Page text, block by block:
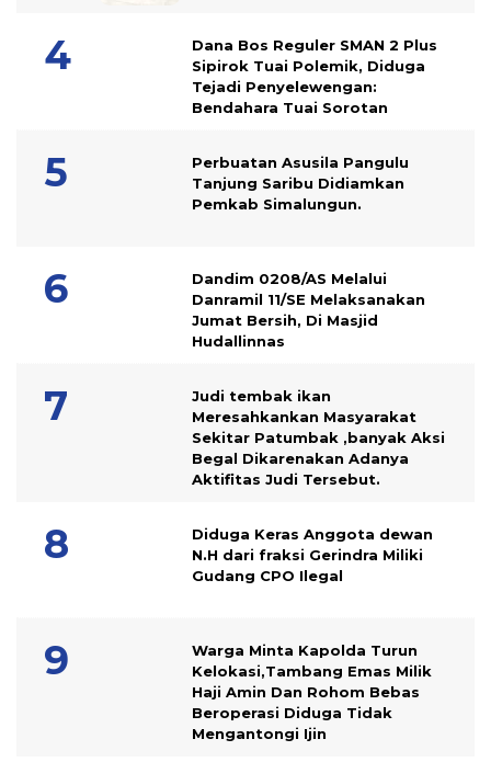
Dana Bos Reguler SMAN 2 Plus
Sipirok Tuai Polemik, Diduga
Tejadi Penyelewengan:
Bendahara Tuai Sorotan
Perbuatan Asusila Pangulu
Tanjung Saribu Didiamkan
Pemkab Simalungun.
Dandim 0208/AS Melalui
Danramil 11/SE Melaksanakan
Jumat Bersih, Di Masjid
Hudallinnas
Judi tembak ikan
Meresahkankan Masyarakat
Sekitar Patumbak ,banyak Aksi
Begal Dikarenakan Adanya
Aktifitas Judi Tersebut.
Diduga Keras Anggota dewan
N.H dari fraksi Gerindra Miliki
Gudang CPO Ilegal
Warga Minta Kapolda Turun
Kelokasi,Tambang Emas Milik
Haji Amin Dan Rohom Bebas
Beroperasi Diduga Tidak
Mengantongi Ijin